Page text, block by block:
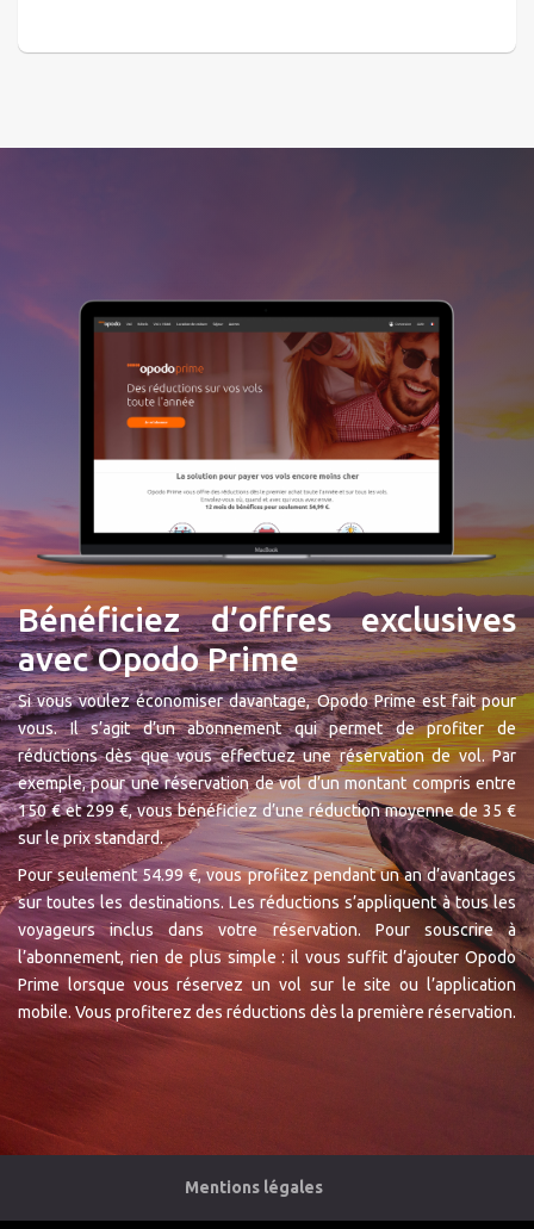
Bénéficiez d’offres exclusives
avec Opodo Prime
Si vous voulez économiser davantage, Opodo Prime est fait pour
vous. Il s’agit d’un abonnement qui permet de profiter de
réductions dès que vous effectuez une réservation de vol. Par
exemple, pour une réservation de vol d’un montant compris entre
150 € et 299 €, vous bénéficiez d’une réduction moyenne de 35 €
sur le prix standard.
Pour seulement 54.99 €, vous profitez pendant un an d’avantages
sur toutes les destinations. Les réductions s’appliquent à tous les
voyageurs inclus dans votre réservation. Pour souscrire à
l’abonnement, rien de plus simple : il vous suffit d’ajouter Opodo
Prime lorsque vous réservez un vol sur le site ou l’application
mobile. Vous profiterez des réductions dès la première réservation.
Mentions légales